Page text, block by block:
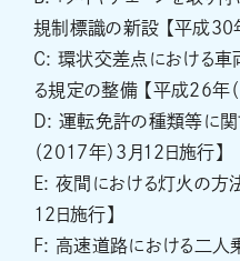
規制標識の新設 【平成30
C: 環状交差点における
る規定の整備 【平成26年
D: 運転免許の種類等に
（2017年）3月12日施行】
E: 夜間における灯火の方
12日施行】
F: 高速道路における二人